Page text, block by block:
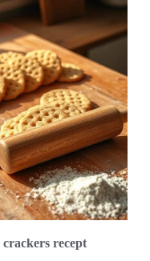
recept